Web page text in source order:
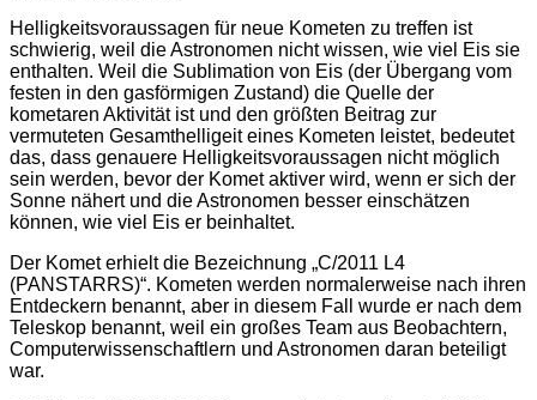
Helligkeitsvoraussagen für neue Kometen zu treffen ist
schwierig, weil die Astronomen nicht wissen, wie viel Eis sie
enthalten. Weil die Sublimation von Eis (der Übergang vom
festen in den gasförmigen Zustand) die Quelle der
kometaren Aktivität ist und den größten Beitrag zur
vermuteten Gesamthelligeit eines Kometen leistet, bedeutet
das, dass genauere Helligkeitsvoraussagen nicht möglich
sein werden, bevor der Komet aktiver wird, wenn er sich der
Sonne nähert und die Astronomen besser einschätzen
können, wie viel Eis er beinhaltet.
Der Komet erhielt die Bezeichnung „C/2011 L4
(PANSTARRS)“. Kometen werden normalerweise nach ihren
Entdeckern benannt, aber in diesem Fall wurde er nach dem
Teleskop benannt, weil ein großes Team aus Beobachtern,
Computerwissenschaftlern und Astronomen daran beteiligt
war.